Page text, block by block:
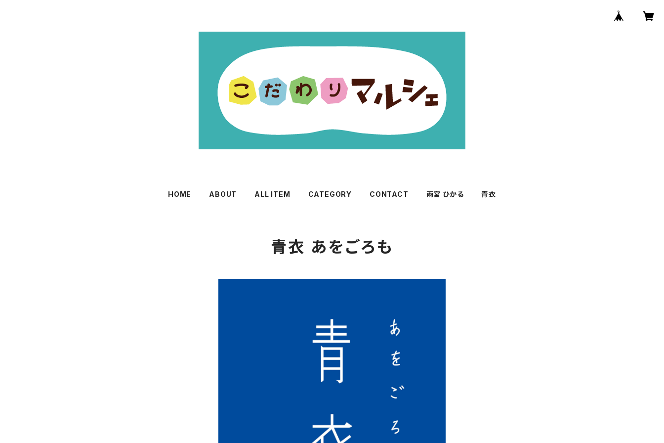
HOME ABOUT ALL ITEM CATEGORY CONTACT 雨宮 ひかる 青衣
青衣 あをごろも